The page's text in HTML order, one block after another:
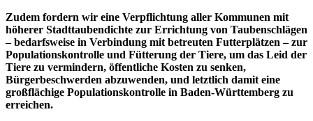
Zudem fordern wir eine Verpflichtung aller Kommunen mit
höherer Stadttaubendichte zur Errichtung von Taubenschlägen
– bedarfsweise in Verbindung mit betreuten Futterplätzen – zur
Populationskontrolle und Fütterung der Tiere, um das Leid der
Tiere zu vermindern, öffentliche Kosten zu senken,
Bürgerbeschwerden abzuwenden, und letztlich damit eine
großflächige Populationskontrolle in Baden-Württemberg zu
erreichen.